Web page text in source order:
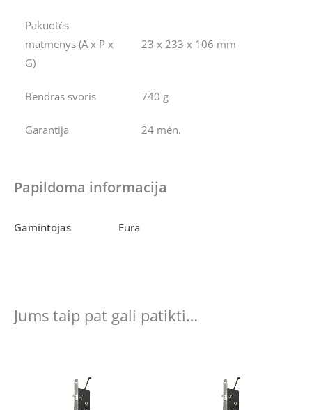
Pakuotės
matmenys (A x P x
G)
23 x 233 x 106 mm
Bendras svoris 740 g
Garantija 24 mėn.
Papildoma informacija
Gamintojas Eura
Jums taip pat gali patikti…